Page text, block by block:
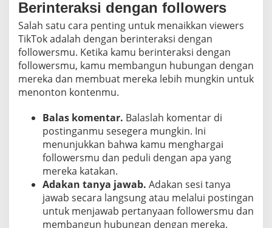
Berinteraksi dengan followers
Salah satu cara penting untuk menaikkan viewers
TikTok adalah dengan berinteraksi dengan
followersmu. Ketika kamu berinteraksi dengan
followersmu, kamu membangun hubungan dengan
mereka dan membuat mereka lebih mungkin untuk
menonton kontenmu.
Balas komentar. Balaslah komentar di
postinganmu sesegera mungkin. Ini
menunjukkan bahwa kamu menghargai
followersmu dan peduli dengan apa yang
mereka katakan.
Adakan tanya jawab. Adakan sesi tanya
jawab secara langsung atau melalui postingan
untuk menjawab pertanyaan followersmu dan
membangun hubungan dengan mereka.